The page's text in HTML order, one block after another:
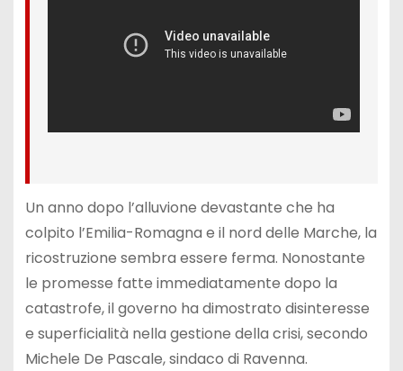
Un anno dopo l’alluvione devastante che ha
colpito l’Emilia-Romagna e il nord delle Marche, la
ricostruzione sembra essere ferma. Nonostante
le promesse fatte immediatamente dopo la
catastrofe, il governo ha dimostrato disinteresse
e superficialità nella gestione della crisi, secondo
Michele De Pascale, sindaco di Ravenna.